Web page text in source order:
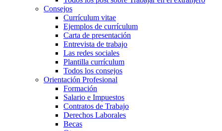
Consejos
Currículum vitae
Ejemplos de currículum
Carta de presentación
Entrevista de trabajo
Las redes sociales
Plantilla currículum
Todos los consejos
Orientación Profesional
Formación
Salario e Impuestos
Contratos de Trabajo
Derechos Laborales
Becas